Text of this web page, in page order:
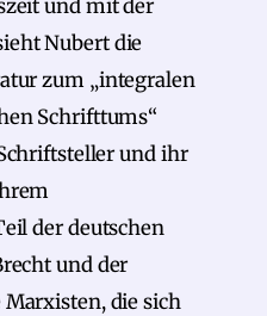
und mit der
Nubert die
zum „integralen
Schrifttums“
und ihr
der deutschen
und der
Marxisten, die sich